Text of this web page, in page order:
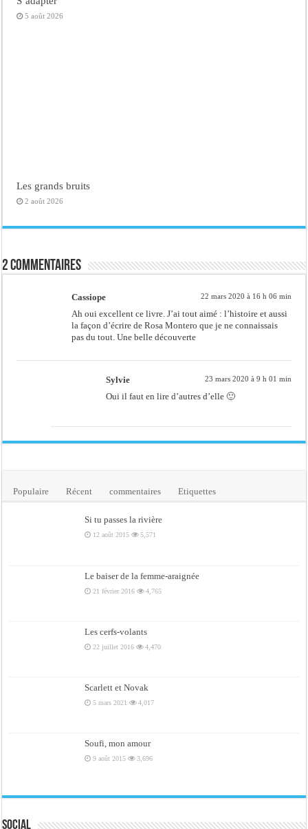
5 août 2026
Les grands bruits
2 août 2026
2 commentaires
Cassiope 22 mars 2020 à 16 h 06 min
Ah oui excellent ce livre. J’ai tout aimé : l’histoire et aussi
la façon d’écrire de Rosa Montero que je ne connaissais
pas du tout. Une belle découverte
Sylvie 23 mars 2020 à 9 h 01 min
Oui il faut en lire d’autres d’elle 🙂
Populaire Récent commentaires Etiquettes
Si tu passes la rivière
12 août 2015 5,571
Le baiser de la femme-araignée
21 février 2016 4,765
Les cerfs-volants
22 juillet 2016 4,470
Scarlett et Novak
5 mars 2021 4,017
Soufi, mon amour
9 août 2015 3,696
Social